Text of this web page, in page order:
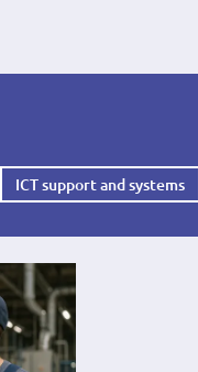
ICT support and systems